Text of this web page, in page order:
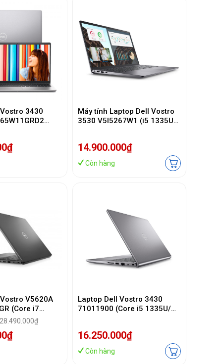
3430
| Office | Xám)
Máy tính Laptop Dell Vostro
3530 V5I5267W1 (i5 1335U/
Grey/1Y)
14.900.000₫
Còn hàng
V5620A
(Core i7
512Gb SSD/
vỏ nhôm/
Laptop Dell Vostro 3430
71011900 (Core i5 1335U/
HD/ Windows 11 Home +
Office Student/ Titan Grey/ 1
Year)
16.250.000₫
Còn hàng